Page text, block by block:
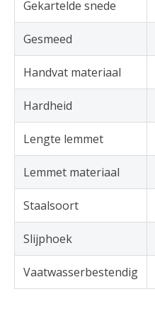
Gekartelde snede
Gesmeed
Handvat materiaal
Hardheid
Lengte lemmet
Lemmet materiaal
Staalsoort
Slijphoek
Vaatwasserbestendig